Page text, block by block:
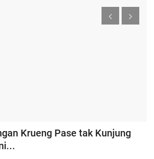
Krueng Pase tak Kunjung